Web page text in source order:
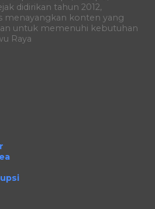
didirikan tahun 2012,
menayangkan konten yang
untuk memenuhi kebutuhan
Raya